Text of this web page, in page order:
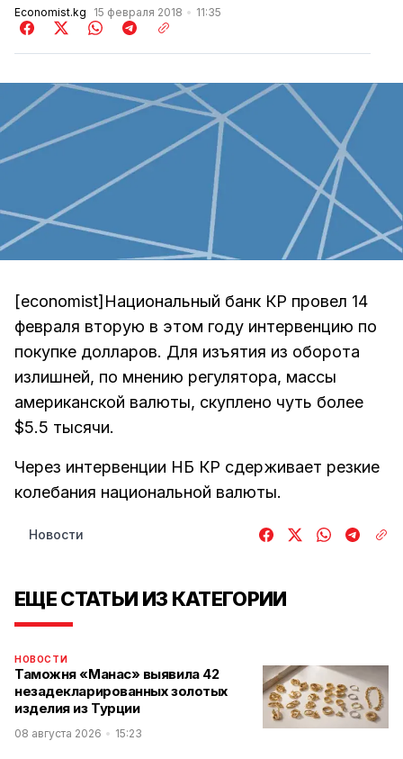
Economist.kg 15 февраля 2018 11:35
[economist]Национальный банк КР провел 14
февраля вторую в этом году интервенцию по
покупке долларов. Для изъятия из оборота
излишней, по мнению регулятора, массы
американской валюты, скуплено чуть более
$5.5 тысячи.
Через интервенции НБ КР сдерживает резкие
колебания национальной валюты.
Новости
ЕЩЕ СТАТЬИ ИЗ КАТЕГОРИИ
НОВОСТИ
Таможня «Манас» выявила 42
незадекларированных золотых
изделия из Турции
08 августа 2026 15:23